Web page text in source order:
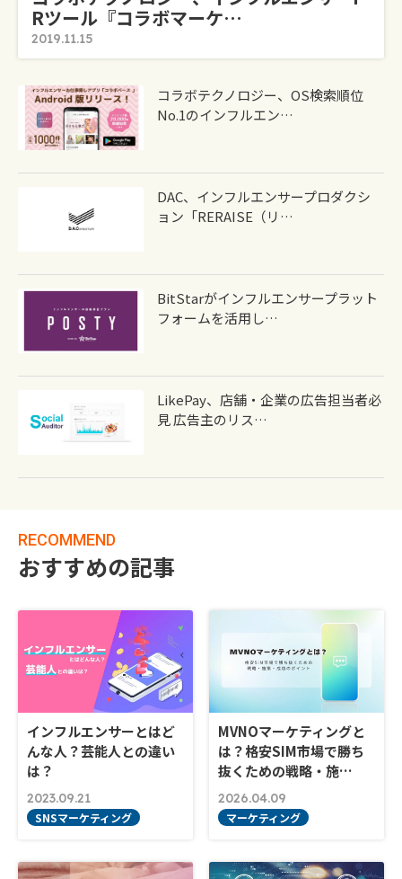
Rツール『コラボマーケ…
2019.11.15
コラボテクノロジー、OS検索順位
No.1のインフルエン…
DAC、インフルエンサープロダクシ
ョン「RERAISE（リ…
BitStarがインフルエンサープラット
フォームを活用し…
LikePay、店舗・企業の広告担当者必
見 広告主のリス…
RECOMMEND
おすすめの記事
インフルエンサーとはど
んな人？芸能人との違い
は？
2023.09.21
SNSマーケティング
MVNOマーケティングと
は？格安SIM市場で勝ち
抜くための戦略・施…
2026.04.09
マーケティング